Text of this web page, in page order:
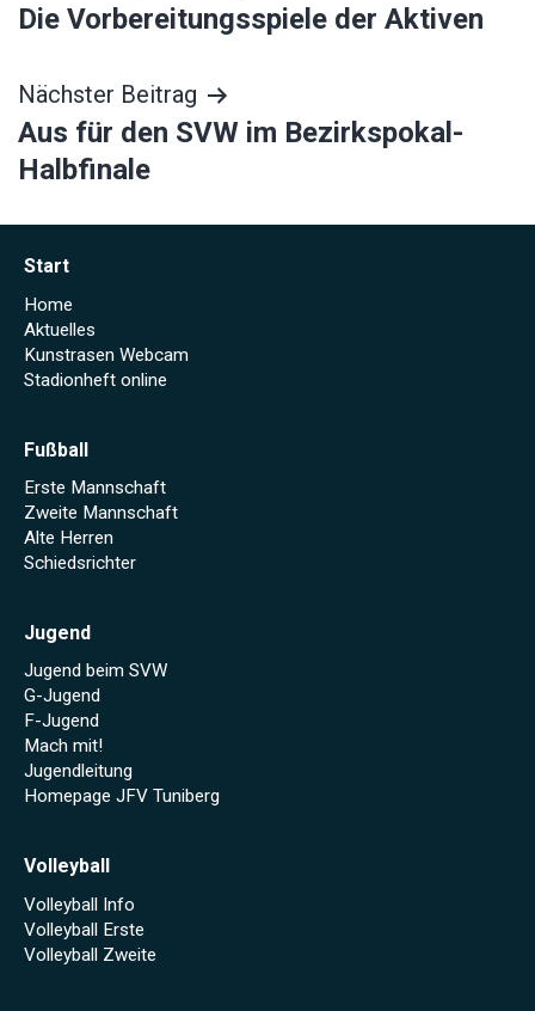
Die Vorbereitungsspiele der Aktiven
Nächster Beitrag
Aus für den SVW im Bezirkspokal-
Halbfinale
Start
Home
Aktuelles
Kunstrasen Webcam
Stadionheft online
Fußball
Erste Mannschaft
Zweite Mannschaft
Alte Herren
Schiedsrichter
Jugend
Jugend beim SVW
G-Jugend
F-Jugend
Mach mit!
Jugendleitung
Homepage JFV Tuniberg
Volleyball
Volleyball Info
Volleyball Erste
Volleyball Zweite